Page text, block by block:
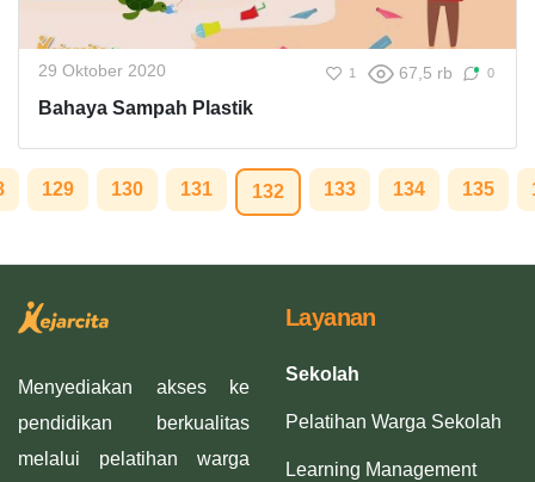
29 Oktober 2020 1 67,5 rb 0
Bahaya Sampah Plastik
129 130 131 132 133 134 135
Menyediakan akses ke
pendidikan berkualitas
melalui pelatihan warga
Layanan
Sekolah
Pelatihan Warga Sekolah
Learning Management